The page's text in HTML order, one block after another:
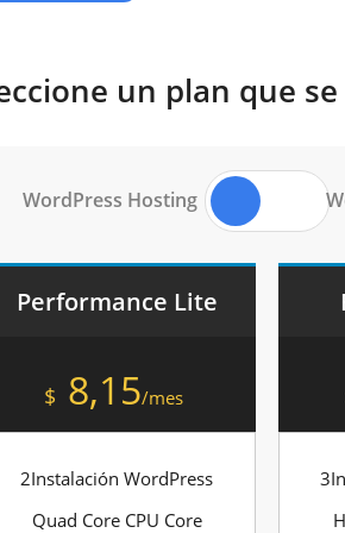
un plan que
WordPress Hosting
Performance Lite
$ 8,15/mes
2Instalación WordPress
Quad Core CPU Core